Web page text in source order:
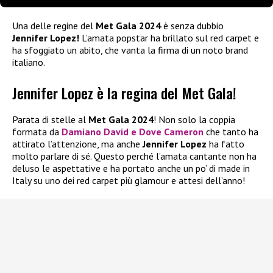
Una delle regine del Met Gala 2024è senza dubbio
Jennifer Lopez! L’amata popstar ha brillato sul red carpet e
ha sfoggiato un abito, che vanta la firma di un noto brand
italiano.
Jennifer Lopez è la regina del Met Gala!
Parata di stelle al Met Gala 2024! Non solo la coppia
formata da Damiano David e Dove Cameron che tanto ha
attirato l’attenzione, ma ancheJennifer Lopez ha fatto
molto parlare di sé. Questo perché l’amata cantante non ha
deluso le aspettative e ha portato anche un po’ di made in
Italy su uno dei red carpet più glamour e attesi dell’anno!